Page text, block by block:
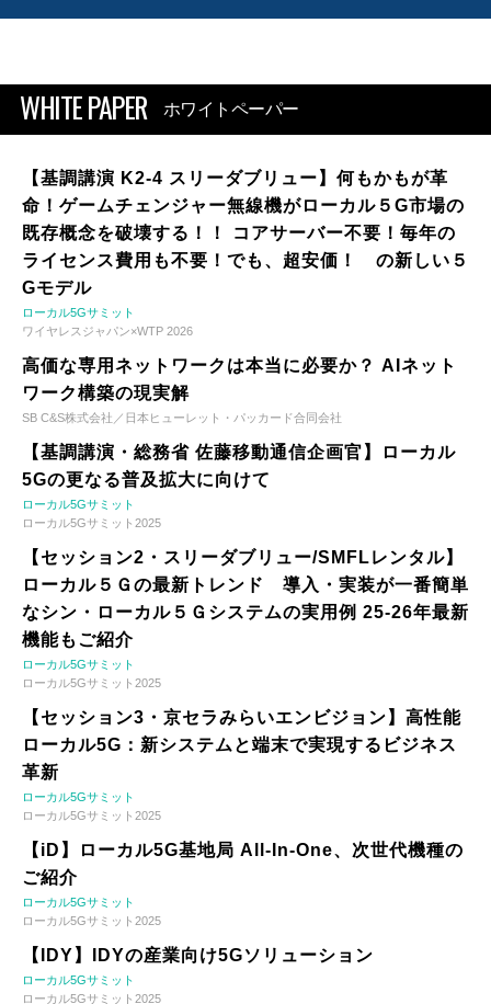
WHITE PAPER ホワイトペーパー
【基調講演 K2-4 スリーダブリュー】何もかもが革
命！ゲームチェンジャー無線機がローカル５G市場の
既存概念を破壊する！！ コアサーバー不要！毎年の
ライセンス費用も不要！でも、超安価！ の新しい５
Gモデル
ローカル5Gサミット
ワイヤレスジャパン×WTP 2026
高価な専用ネットワークは本当に必要か？ AIネット
ワーク構築の現実解
SB C&S株式会社／日本ヒューレット・パッカード合同会社
【基調講演・総務省 佐藤移動通信企画官】ローカル
5Gの更なる普及拡大に向けて
ローカル5Gサミット
ローカル5Gサミット2025
【セッション2・スリーダブリュー/SMFLレンタル】
ローカル５Ｇの最新トレンド 導入・実装が一番簡単
なシン・ローカル５Ｇシステムの実用例 25-26年最新
機能もご紹介
ローカル5Gサミット
ローカル5Gサミット2025
【セッション3・京セラみらいエンビジョン】高性能
ローカル5G：新システムと端末で実現するビジネス
革新
ローカル5Gサミット
ローカル5Gサミット2025
【iD】ローカル5G基地局 All-In-One、次世代機種の
ご紹介
ローカル5Gサミット
ローカル5Gサミット2025
【IDY】IDYの産業向け5Gソリューション
ローカル5Gサミット
ローカル5Gサミット2025